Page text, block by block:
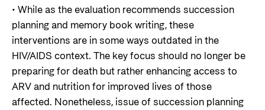
• While as the evaluation recommends succession
planning and memory book writing, these
interventions are in some ways outdated in the
HIV/AIDS context. The key focus should no longer be
preparing for death but rather enhancing access to
ARV and nutrition for improved lives of those
affected. Nonetheless, issue of succession planning